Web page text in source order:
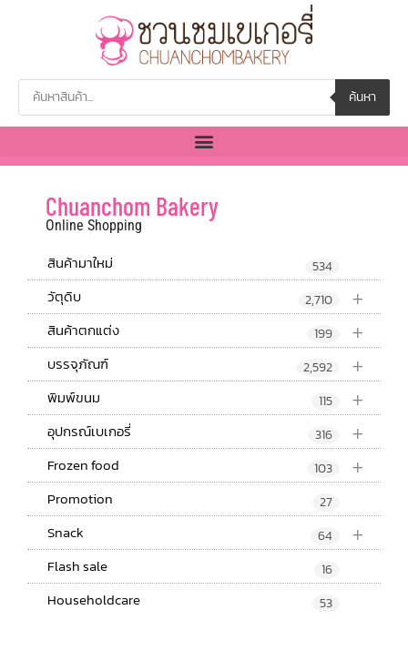
ค้นหา
Chuanchom Bakery
Online Shopping
สินค้ามาใหม่ 534
+
วัตุดิบ 2,710
+
สินค้าตกแต่ง 199
+
บรรจุภัณฑ์ 2,592
+
พิมพ์ขนม 115
+
อุปกรณ์เบเกอรี่ 316
+
Frozen food 103
Promotion 27
+
Snack 64
Flash sale 16
Householdcare 53